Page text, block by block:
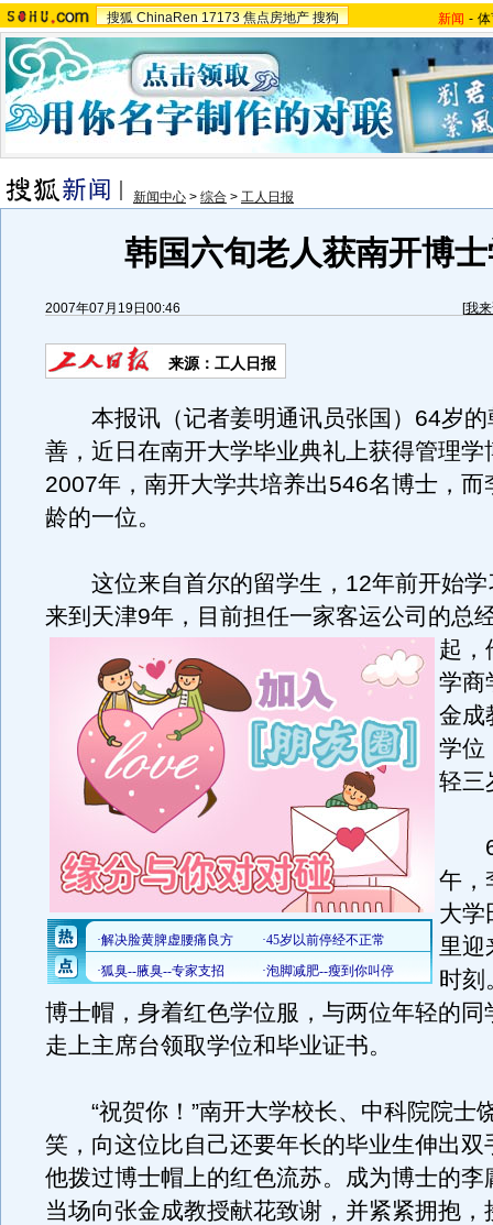
搜狐 ChinaRen 17173 焦点房地产 搜狗 新闻 -
新闻中心 > 综合 > 工人日报
韩国六旬老人获南开博
2007年07月19日00:46 [我
来源：工人日报
本报讯（记者姜明通讯员张国）64岁的
善，近日在南开大学毕业典礼上获得管理学
2007年，南开大学共培养出546名博士，而
龄的一位。
这位来自首尔的留学生，12年前开始学
来到天津9年，目前担任一家客运公司的总
起，
学商
金成
学位
轻三
6
午，
大学
里迎
时刻
博士帽，身着红色学位服，与两位年轻的同
走上主席台领取学位和毕业证书。
“祝贺你！”南开大学校长、中科院院士
笑，向这位比自己还要年长的毕业生伸出双
他拨过博士帽上的红色流苏。成为博士的李
当场向张金成教授献花致谢，并紧紧拥抱，